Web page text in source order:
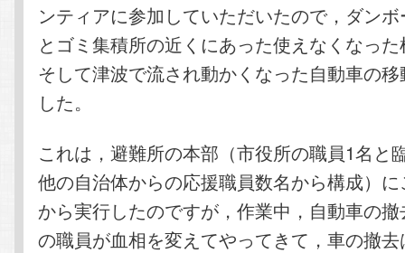
ンティアに参加していただいたので，ダン
とゴミ集積所の近くにあった使えなくなっ
そして津波で流され動かくなった自動車の
した。
これは，避難所の本部（市役所の職員1名と
他の自治体からの応援職員数名から構成）
から実行したのですが，作業中，自動車の
の職員が血相を変えてやってきて，車の撤